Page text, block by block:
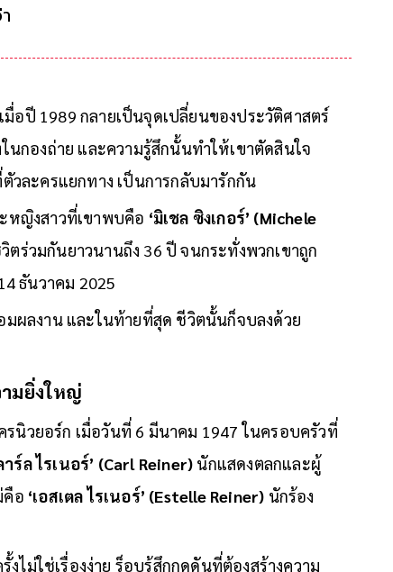
ลปะคือพื้นที่เยียวยาและการเมืองคือความรับ
มื่อปี 1989 กลายเป็นจุดเปลี่ยนของประวัติศาสตร์
องถ่าย และความรู้สึกนั้นทำให้เขาตัดสินใจ
วละครแยกทาง เป็นการกลับมารักกัน
หญิงสาวที่เขาพบคือ‘มิเชล ซิงเกอร์’ (Michele
ร่วมกันยาวนานถึง 36 ปี จนกระทั่งพวกเขาถูก
ธันวาคม 2025
ลงาน และในท้ายที่สุด ชีวิตนั้นก็จบลงด้วย
ามยิ่งใหญ่
รนิวยอร์ก เมื่อวันที่ 6 มีนาคม 1947 ในครอบครัวที่
าร์ล ไรเนอร์’ (Carl Reiner)นักแสดงตลกและผู้